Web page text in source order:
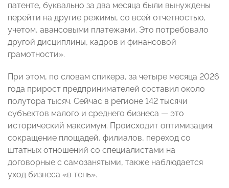
патенте, буквально за два месяца были вынуждены
перейти на другие режимы, со всей отчетностью,
учетом, авансовыми платежами. Это потребовало
другой дисциплины, кадров и финансовой
грамотности».
При этом, по словам спикера, за четыре месяца 2026
года прирост предпринимателей составил около
полутора тысяч. Сейчас в регионе 142 тысячи
субъектов малого и среднего бизнеса — это
исторический максимум. Происходит оптимизация:
сокращение площадей, филиалов, переход со
штатных отношений со специалистами на
договорные с самозанятыми, также наблюдается
уход бизнеса «в тень».